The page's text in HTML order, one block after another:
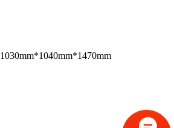
1030mm*1040mm*1470mm